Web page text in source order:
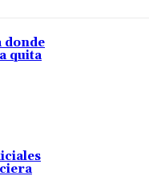
donde
quita